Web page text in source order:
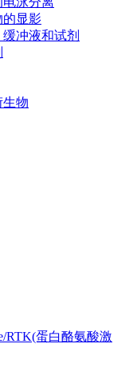
的显影
冲液和试剂
生物
RTK(蛋白酪氨酸激